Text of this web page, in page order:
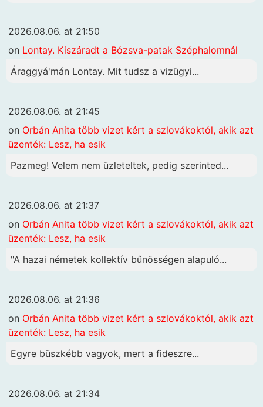
2026.08.06. at 21:50
on Lontay. Kiszáradt a Bózsva-patak Széphalomnál
Áraggyá'mán Lontay. Mit tudsz a vizügyi...
2026.08.06. at 21:45
on Orbán Anita több vizet kért a szlovákoktól, akik azt
üzenték: Lesz, ha esik
Pazmeg! Velem nem üzleteltek, pedig szerinted...
2026.08.06. at 21:37
on Orbán Anita több vizet kért a szlovákoktól, akik azt
üzenték: Lesz, ha esik
"A hazai németek kollektív bűnösségen alapuló...
2026.08.06. at 21:36
on Orbán Anita több vizet kért a szlovákoktól, akik azt
üzenték: Lesz, ha esik
Egyre büszkébb vagyok, mert a fideszre...
2026.08.06. at 21:34